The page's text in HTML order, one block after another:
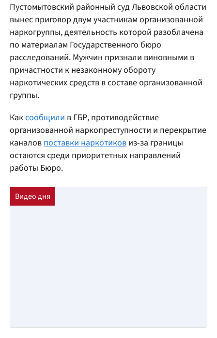
Пустомытовский районный суд Львовской области
вынес приговор двум участникам организованной
наркогруппы, деятельность которой разоблачена
по материалам Государственного бюро
расследований. Мужчин признали виновными в
причастности к незаконному обороту
наркотических средств в составе организованной
группы.
Каксообщили в ГБР, противодействие
организованной наркопреступности и перекрытие
каналов поставки наркотиков из-за границы
остаются среди приоритетных направлений
работы Бюро.